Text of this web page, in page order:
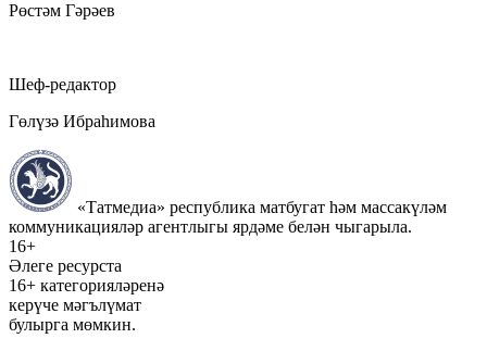
Рөстәм Гәрәев
Шеф-редактор
Гөлүзә Ибраһимова
«Татмедиа» республика матбугат һәм массакүләм
коммуникацияләр агентлыгы ярдәме белән чыгарыла.
16+
Әлеге ресурста
16+ категорияләренә
керүче мәгълүмат
булырга мөмкин.